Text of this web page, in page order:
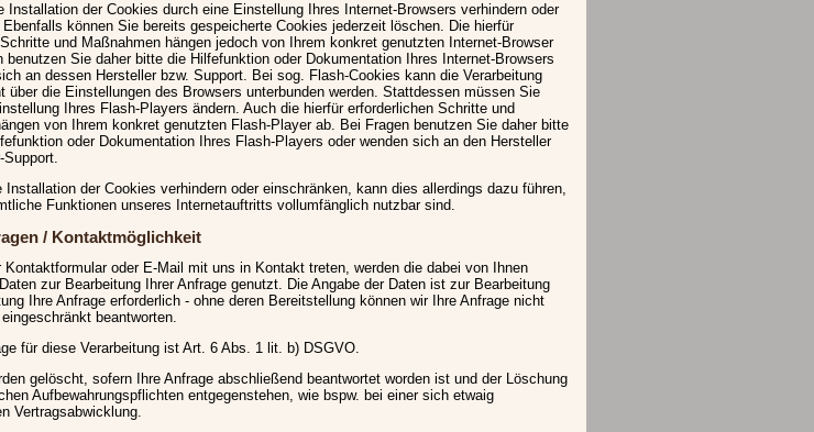
Installation der Cookies durch eine Einstellung Ihres Internet-Browsers verhindern oder
können Sie bereits gespeicherte Cookies jederzeit löschen. Die hierfür
und Maßnahmen hängen jedoch von Ihrem konkret genutzten Internet-Browser
benutzen Sie daher bitte die Hilfefunktion oder Dokumentation Ihres Internet-Browsers
an dessen Hersteller bzw. Support. Bei sog. Flash-Cookies kann die Verarbeitung
über die Einstellungen des Browsers unterbunden werden. Stattdessen müssen Sie
Ihres Flash-Players ändern. Auch die hierfür erforderlichen Schritte und
von Ihrem konkret genutzten Flash-Player ab. Bei Fragen benutzen Sie daher bitte
oder Dokumentation Ihres Flash-Players oder wenden sich an den Hersteller
Support.
Installation der Cookies verhindern oder einschränken, kann dies allerdings dazu führen,
Funktionen unseres Internetauftritts vollumfänglich nutzbar sind.
/ Kontaktmöglichkeit
Kontaktformular oder E-Mail mit uns in Kontakt treten, werden die dabei von Ihnen
zur Bearbeitung Ihrer Anfrage genutzt. Die Angabe der Daten ist zur Bearbeitung
Ihre Anfrage erforderlich - ohne deren Bereitstellung können wir Ihre Anfrage nicht
beantworten.
für diese Verarbeitung ist Art. 6 Abs. 1 lit. b) DSGVO.
gelöscht, sofern Ihre Anfrage abschließend beantwortet worden ist und der Löschung
Aufbewahrungspflichten entgegenstehen, wie bspw. bei einer sich etwaig
Vertragsabwicklung.